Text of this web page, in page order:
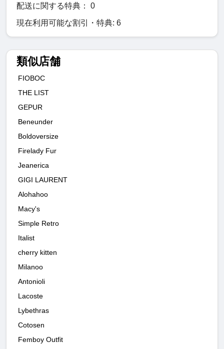
配送に関する特典： 0
現在利用可能な割引・特典: 6
類似店舗
FIOBOC
THE LIST
GEPUR
Beneunder
Boldoversize
Firelady Fur
Jeanerica
GIGI LAURENT
Alohahoo
Macy's
Simple Retro
Italist
cherry kitten
Milanoo
Antonioli
Lacoste
Lybethras
Cotosen
Femboy Outfit